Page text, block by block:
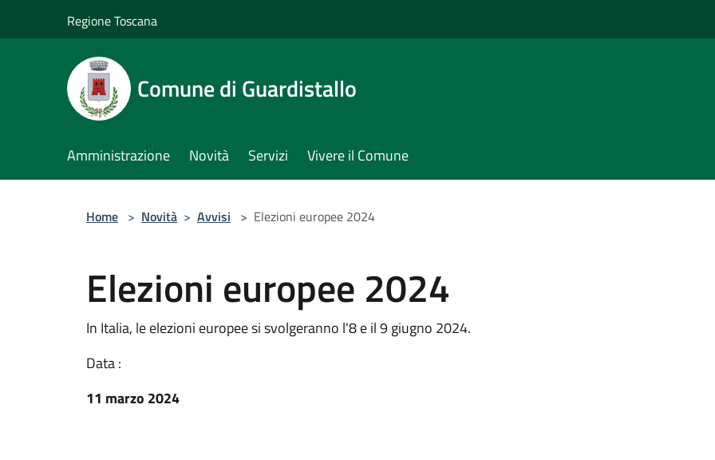
Regione Toscana
Comune di Guardistallo
Amministrazione Novità Servizi Vivere il Comune
Home > Novità > Avvisi > Elezioni europee 2024
Elezioni europee 2024
In Italia, le elezioni europee si svolgeranno l'8 e il 9 giugno 2024.
Data :
11 marzo 2024